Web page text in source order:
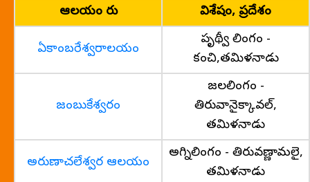
ఆలయం పేరు విశేషం, ప్రదేశం
ఏకాంబరేశ్వరాలయం
పృథ్వీ లింగం -
కంచి,తమిళనాడు
జంబుకేశ్వరం
జలలింగం -
తిరువానైక్కావల్,
తమిళనాడు
అరుణాచలేశ్వర ఆలయం
అగ్నిలింగం - తిరువణ్ణామలై,
తమిళనాడు